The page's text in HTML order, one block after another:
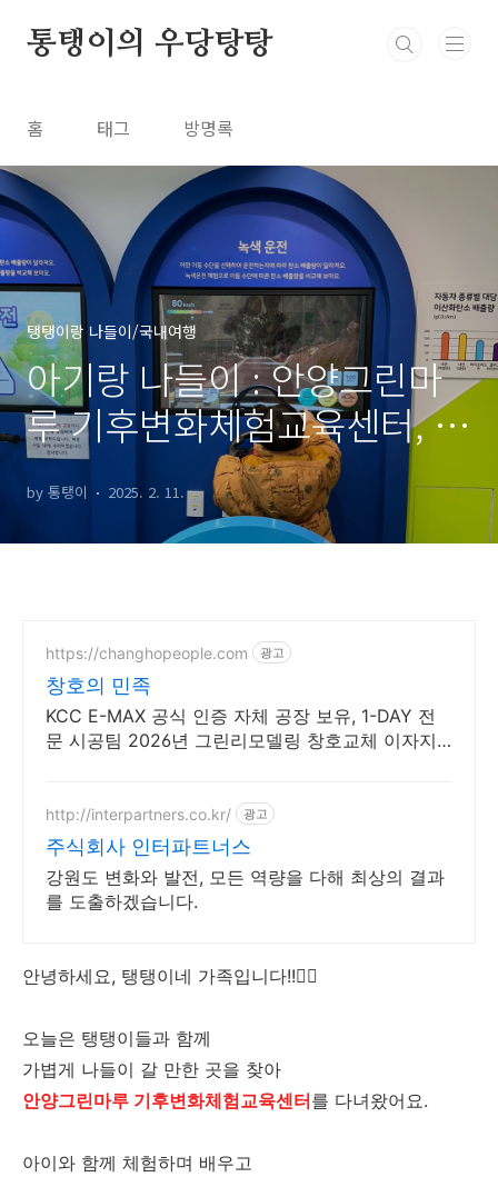
통탱이의 우당탕탕
홈 태그 방명록
탱탱이랑 나들이/국내여행
아기랑 나들이 : 안양그린마
루 기후변화체험교육센터, 아
이와 함께 지구의 미래를 만
나다!!🌍🌱
by 통탱이 2025. 2. 11.
https://changhopeople.com 광고
창호의 민족
KCC E-MAX 공식 인증 자체 공장 보유, 1-DAY 전
문 시공팀 2026년 그린리모델링 창호교체 이자지
http://interpartners.co.kr/ 광고
주식회사 인터파트너스
강원도 변화와 발전, 모든 역량을 다해 최상의 결과
를 도출하겠습니다.
안녕하세요, 탱탱이네 가족입니다!!🙆‍♀️
오늘은 탱탱이들과 함께
가볍게 나들이 갈 만한 곳을 찾아
안양그린마루 기후변화체험교육센터를 다녀왔어요.
아이와 함께 체험하며 배우고